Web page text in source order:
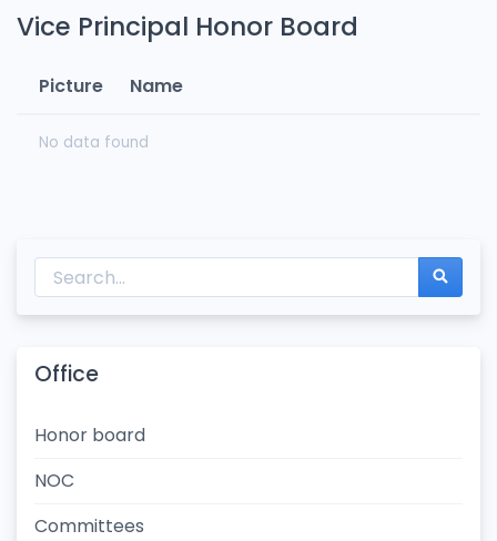
Vice Principal Honor Board
Picture Name
No data found
Office
Honor board
NOC
Committees